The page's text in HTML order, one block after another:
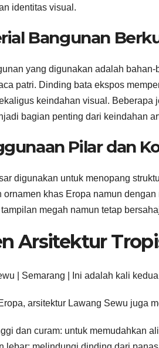
identitas visual.
Bangunan
yang digunakan adalah
patri. Dinding bata ekspos
keindahan visual. Beberapa
bagian penting dari keindahan
Pilar dan
digunakan untuk menopang
ornamen khas Eropa namun
megah namun tetap
Arsitektur
arsitektur Lawang Sewu juga
dan curam: untuk memudahkan